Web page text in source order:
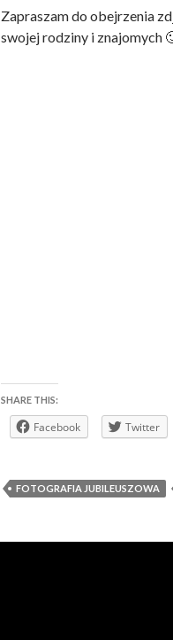
Zapraszam do obejrzenia
swojej rodziny i znajomych
SHARE THIS:
Facebook Twitter
FOTOGRAFIA JUBILEUSZOWA